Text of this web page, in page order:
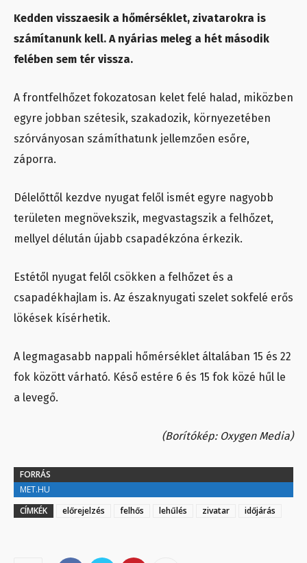
Kedden visszaesik a hőmérséklet, zivatarokra is
számítanunk kell. A nyárias meleg a hét második
felében sem tér vissza.
A frontfelhőzet fokozatosan kelet felé halad, miközben
egyre jobban szétesik, szakadozik, környezetében
szórványosan számíthatunk jellemzően esőre,
záporra.
Délelőttől kezdve nyugat felől ismét egyre nagyobb
területen megnövekszik, megvastagszik a felhőzet,
mellyel délután újabb csapadékzóna érkezik.
Estétől nyugat felől csökken a felhőzet és a
csapadékhajlam is. Az északnyugati szelet sokfelé erős
lökések kísérhetik.
A legmagasabb nappali hőmérséklet általában 15 és 22
fok között várható. Késő estére 6 és 15 fok közé hűl le
a levegő.
(Borítókép: Oxygen Media)
FORRÁS
MET.HU
CÍMKÉK
előrejelzés felhős lehűlés zivatar időjárás